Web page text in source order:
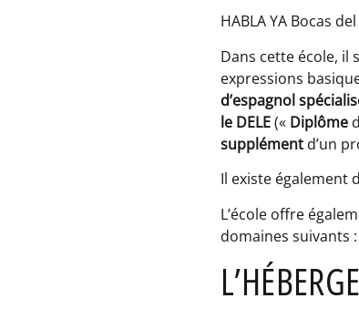
HABLA YA Bocas
Dans cette école, il
expressions
d’espagnol
le DELE(« Diplôme
supplément d’un
Il existe également
L’école offre
domaines suivants :